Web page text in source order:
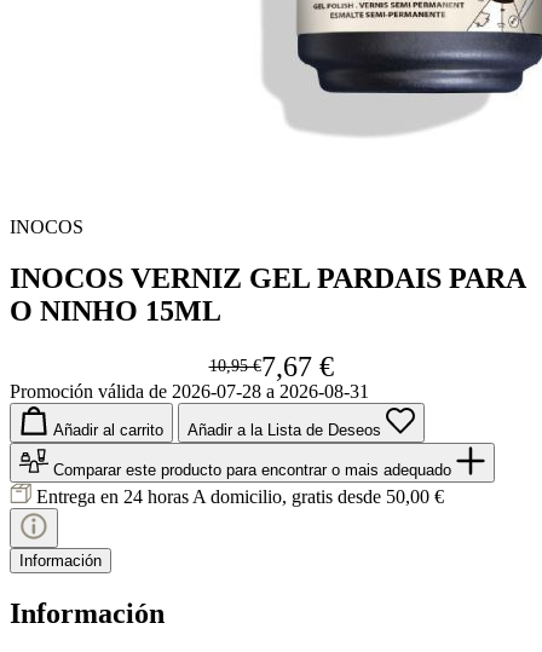
INOCOS
INOCOS VERNIZ GEL PARDAIS PARA
O NINHO 15ML
10,95 €7,67 €
Promoción válida de 2026-07-28 a 2026-08-31
Añadir al carrito Añadir a la Lista de Deseos
Comparar este producto para encontrar o mais adequado
Entrega en 24 horas A domicilio, gratis desde 50,00 €
Información
Información